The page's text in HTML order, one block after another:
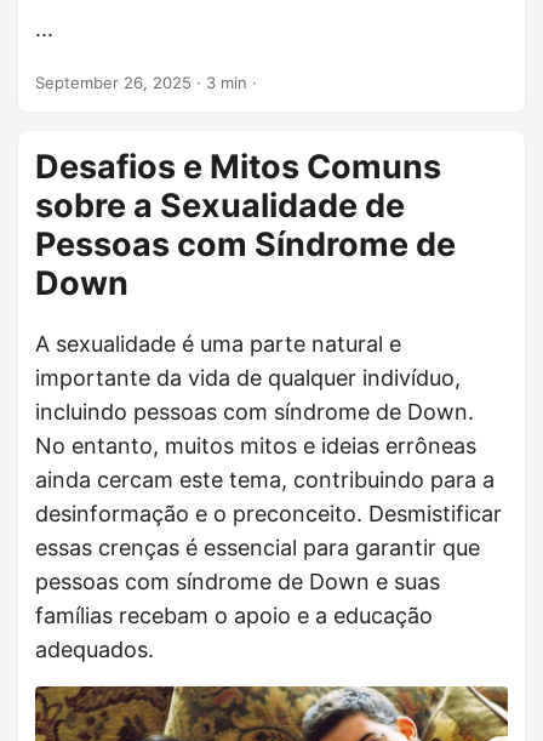
...
September 26, 2025 · 3 min ·
Desafios e Mitos Comuns
sobre a Sexualidade de
Pessoas com Síndrome de
Down
A sexualidade é uma parte natural e
importante da vida de qualquer indivíduo,
incluindo pessoas com síndrome de Down.
No entanto, muitos mitos e ideias errôneas
ainda cercam este tema, contribuindo para a
desinformação e o preconceito. Desmistificar
essas crenças é essencial para garantir que
pessoas com síndrome de Down e suas
famílias recebam o apoio e a educação
adequados.